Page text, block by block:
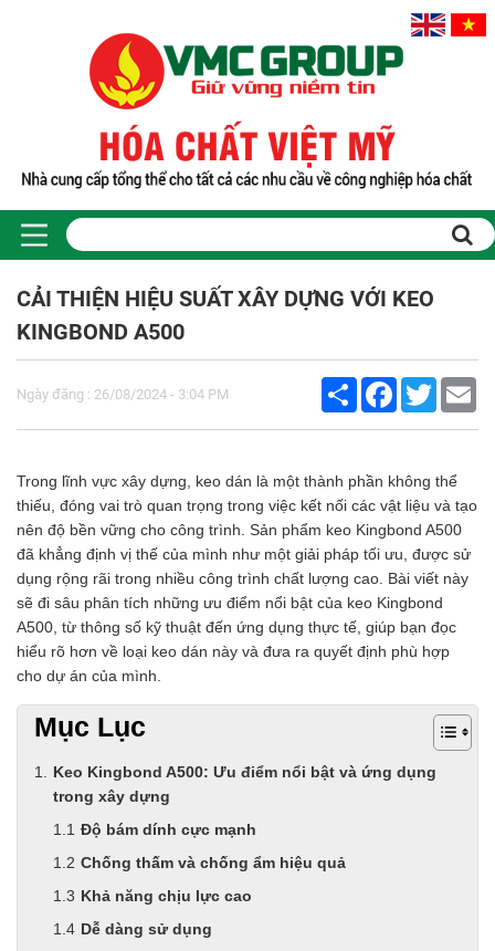
CẢI THIỆN HIỆU SUẤT XÂY DỰNG VỚI KEO
KINGBOND A500
Ngày đăng : 26/08/2024 - 3:04 PM
Share FacebookTwitter
Trong lĩnh vực xây dựng, keo dán là một thành phần không thể
thiếu, đóng vai trò quan trọng trong việc kết nối các vật liệu và tạo
nên độ bền vững cho công trình. Sản phẩm keo Kingbond A500
đã khẳng định vị thế của mình như một giải pháp tối ưu, được sử
dụng rộng rãi trong nhiều công trình chất lượng cao. Bài viết này
sẽ đi sâu phân tích những ưu điểm nổi bật của keo Kingbond
A500, từ thông số kỹ thuật đến ứng dụng thực tế, giúp bạn đọc
hiểu rõ hơn về loại keo dán này và đưa ra quyết định phù hợp
cho dự án của mình.
Mục Lục
Keo Kingbond A500: Ưu điểm nổi bật và ứng dụng
trong xây dựng
Độ bám dính cực mạnh
Chống thấm và chống ẩm hiệu quả
Khả năng chịu lực cao
Dễ dàng sử dụng